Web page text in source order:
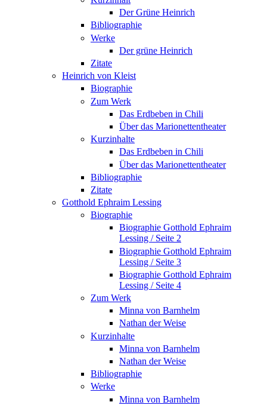
Der Grüne Heinrich
Bibliographie
Werke
Der grüne Heinrich
Zitate
Heinrich von Kleist
Biographie
Zum Werk
Das Erdbeben in Chili
Über das Marionettentheater
Kurzinhalte
Das Erdbeben in Chili
Über das Marionettentheater
Bibliographie
Zitate
Gotthold Ephraim Lessing
Biographie
Biographie Gotthold Ephraim
Lessing / Seite 2
Biographie Gotthold Ephraim
Lessing / Seite 3
Biographie Gotthold Ephraim
Lessing / Seite 4
Zum Werk
Minna von Barnhelm
Nathan der Weise
Kurzinhalte
Minna von Barnhelm
Nathan der Weise
Bibliographie
Werke
Minna von Barnhelm